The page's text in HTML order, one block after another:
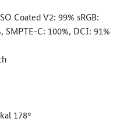
Coated V2: 99% sRGB:
SMPTE-C: 100%, DCI: 91%
178°